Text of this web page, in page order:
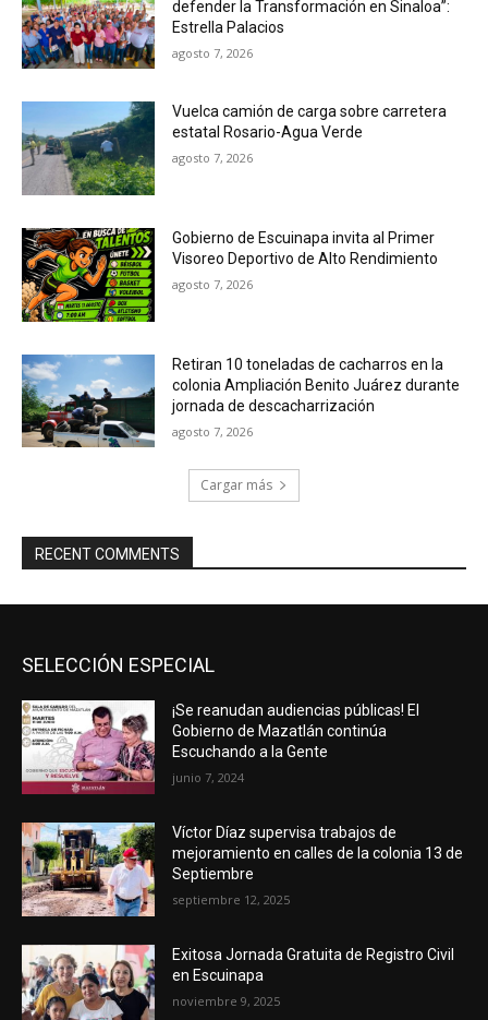
defender la Transformación en Sinaloa”:
Estrella Palacios
agosto 7, 2026
Vuelca camión de carga sobre carretera
estatal Rosario-Agua Verde
agosto 7, 2026
Gobierno de Escuinapa invita al Primer
Visoreo Deportivo de Alto Rendimiento
agosto 7, 2026
Retiran 10 toneladas de cacharros en la
colonia Ampliación Benito Juárez durante
jornada de descacharrización
agosto 7, 2026
Cargar más
RECENT COMMENTS
SELECCIÓN ESPECIAL
¡Se reanudan audiencias públicas! El
Gobierno de Mazatlán continúa
Escuchando a la Gente
junio 7, 2024
Víctor Díaz supervisa trabajos de
mejoramiento en calles de la colonia 13 de
Septiembre
septiembre 12, 2025
Exitosa Jornada Gratuita de Registro Civil
en Escuinapa
noviembre 9, 2025